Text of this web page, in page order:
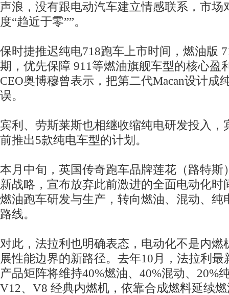
声浪，没有跟电动汽车建立情感联系，市场
度“趋近于零””。
保时捷推迟纯电718跑车上市时间，燃油版
期，优先保障 911等燃油旗舰车型的核心盈
CEO奥博穆曾表示，把第二代Macan设计成
误。
宾利、劳斯莱斯也相继收缩纯电研发投入，
前推出5款纯电车型的计划。
本月中旬，英国传奇跑车品牌莲花（路特斯
新战略，宣布放弃此前激进的全面电动化时
燃油跑车研发与生产，转向燃油、混动、纯
路线。
对此，法拉利也明确表态，电动化不是内燃
展性能边界的新路径。去年10月，法拉利最
产品矩阵将维持40%燃油、40%混动、20%
V12、V8 经典内燃机，依靠合成燃料延续